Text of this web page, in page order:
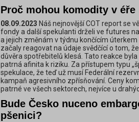
Proč mohou komodity v
08.09.2023 Náš nejnovější COT report se
fondy a další spekulanti drželi ve futures
a jejich změnám v týdnu končícím úterkem
začaly reagovat na údaje svědčící o tom,
důvěra spotřebitelů klesá. Tato reakce
patrná afinita k riziku. Za přístupem typu
spekulace, že teď už musí Federální
kampaň agresivního zpřísňování. Ceny
patrné ve všech sektorech, nejvíce u
Bude Česko nuceno
pšenici?